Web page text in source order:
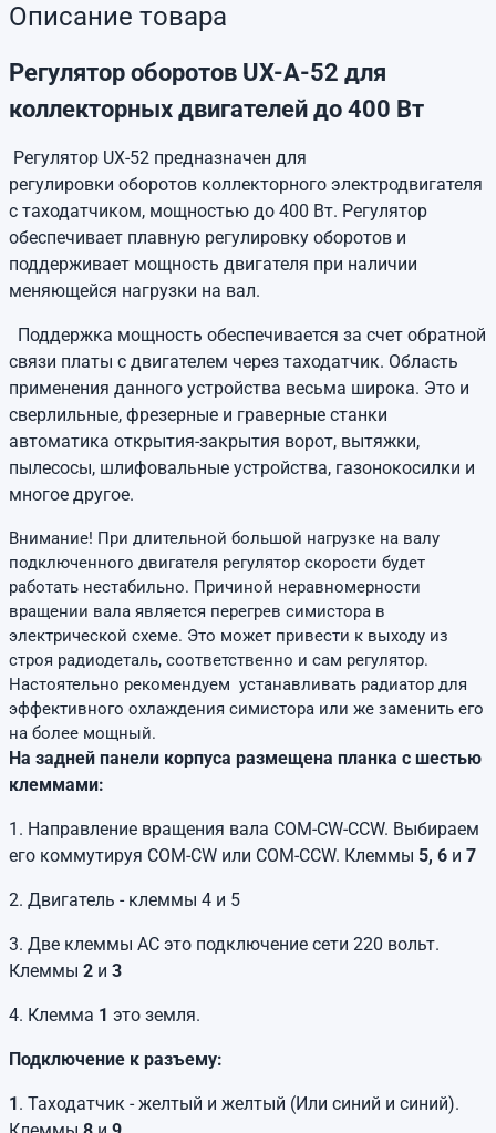
Описание товара
Регулятор оборотов UX-A-52 для
коллекторных двигателей до 400 Вт
Регулятор UX-52 предназначен для
регулировки оборотов коллекторного электродвигателя
с таходатчиком, мощностью до 400 Вт. Регулятор
обеспечивает плавную регулировку оборотов и
поддерживает мощность двигателя при наличии
меняющейся нагрузки на вал.
Поддержка мощность обеспечивается за счет обратной
связи платы с двигателем через таходатчик. Область
применения данного устройства весьма широка. Это и
сверлильные, фрезерные и граверные станки
автоматика открытия-закрытия ворот, вытяжки,
пылесосы, шлифовальные устройства, газонокосилки и
многое другое.
Внимание! При длительной большой нагрузке на валу
подключенного двигателя регулятор скорости будет
работать нестабильно. Причиной неравномерности
вращении вала является перегрев симистора в
электрической схеме. Это может привести к выходу из
строя радиодеталь, соответственно и сам регулятор.
Настоятельно рекомендуем устанавливать радиатор для
эффективного охлаждения симистора или же заменить его
на более мощный.
На задней панели корпуса размещена планка с шестью
клеммами:
1. Направление вращения вала COM-CW-CCW. Выбираем
его коммутируя COM-CW или COM-CСW. Клеммы 5, 6 и 7
2. Двигатель - клеммы 4 и 5
3. Две клеммы AC это подключение сети 220 вольт.
Клеммы 2 и 3
4. Клемма 1 это земля.
Подключение к разъему:
1. Таходатчик - желтый и желтый (Или синий и синий).